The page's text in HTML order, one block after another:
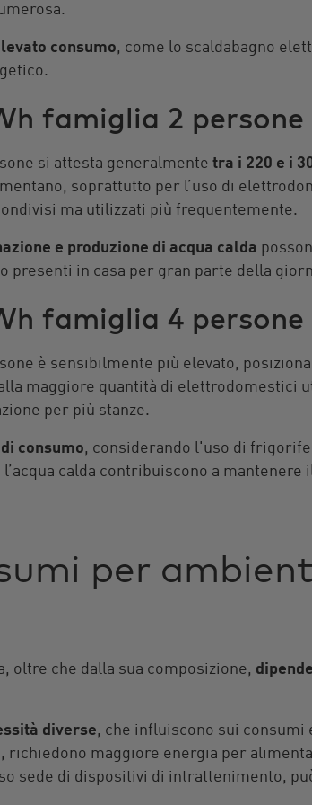
consumo, come lo scaldabagno
famiglia 2 persone
si attesta generalmente tra i 220 e i
soprattutto per l’uso di
ma utilizzati più frequentemente.
e produzione di acqua calda
presenti in casa per gran parte della
famiglia 4 persone
è sensibilmente più elevato,
maggiore quantità di elettrodomestici
per più stanze.
consumo, considerando l'uso di
calda contribuiscono a
per
oltre che dalla sua composizione,
diverse, che influiscono sui
richiedono maggiore energia per
sede di dispositivi di intrattenimento,